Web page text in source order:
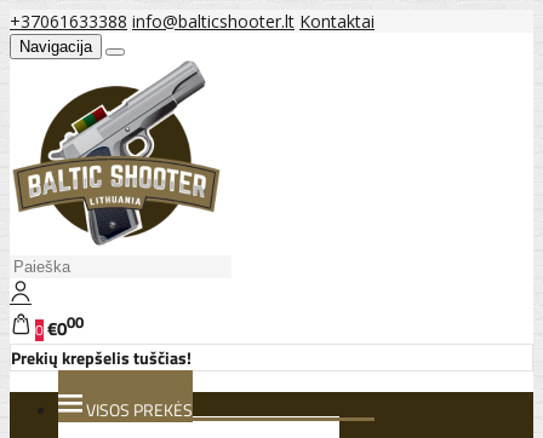
+37061633388 info@balticshooter.lt Kontaktai
Navigacija
0€000
Prekių krepšelis tuščias!
VISOS PREKĖS